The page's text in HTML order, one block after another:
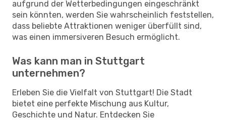
aufgrund der Wetterbedingungen eingeschränkt
sein könnten, werden Sie wahrscheinlich feststellen,
dass beliebte Attraktionen weniger überfüllt sind,
was einen immersiveren Besuch ermöglicht.
Was kann man in Stuttgart
unternehmen?
Erleben Sie die Vielfalt von Stuttgart! Die Stadt
bietet eine perfekte Mischung aus Kultur,
Geschichte und Natur. Entdecken Sie